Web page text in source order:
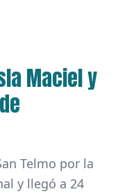
Maciel y
Telmo por la
y llegó a 24